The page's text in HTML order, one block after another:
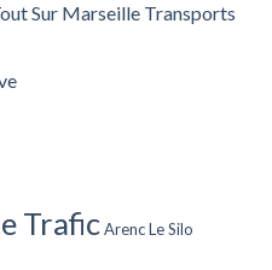
Sur Marseille Transports
TraficArenc Le Silo